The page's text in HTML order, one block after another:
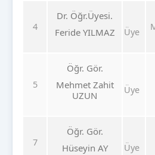
4
Dr. Öğr.Üyesi.
Feride YILMAZ
Üye
5
Öğr. Gör.
Mehmet Zahit
UZUN
Üye
7
Öğr. Gör.
Hüseyin AY
Üye